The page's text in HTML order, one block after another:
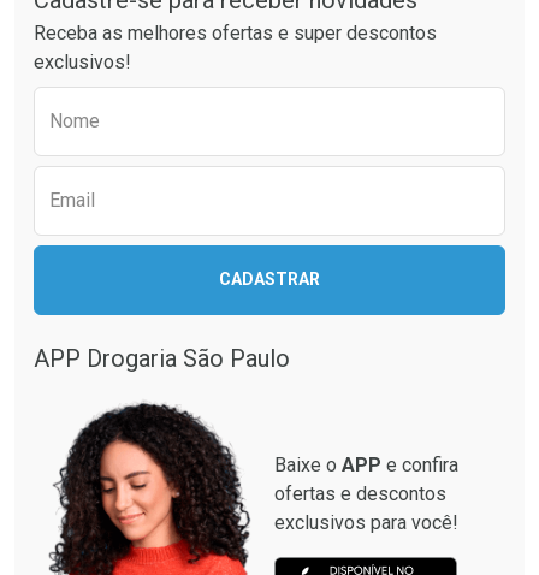
Ativar Desconto
Comprar sem Desconto
Comprar sem Desconto
Por R$ 42,13/cada
Ativar Desconto
Comprar sem Desconto
Comprar sem Desconto
Receba as melhores ofertas e super descontos
exclusivos!
Nome
Email
CADASTRAR
APP Drogaria São Paulo
Baixe o APP e confira
ofertas e descontos
exclusivos para você!